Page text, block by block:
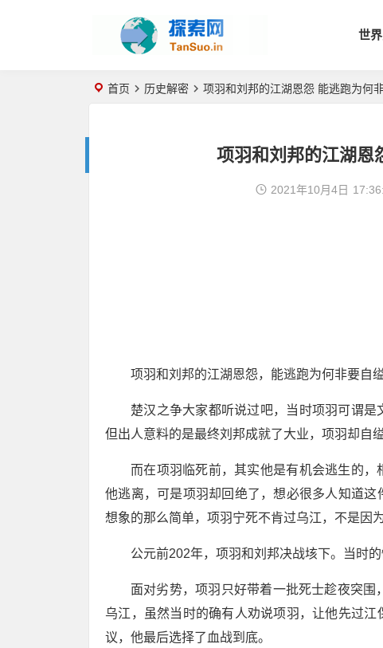
世
首页 历史解密 项羽和刘邦的江湖恩怨 能逃跑为何
项羽和刘邦的江湖恩
2021年10月4日
项羽和刘邦的江湖恩怨，能逃跑为何非要自
楚汉之争大家都听说过吧，当时项羽可谓是
但出人意料的是最终刘邦成就了大业，项羽却自
而在项羽临死前，其实他是有机会逃生的
他逃离，可是项羽却回绝了，想必很多人知道
想象的那么简单，项羽宁死不肯过乌江，不是因
公元前202年，项羽和刘邦决战垓下。当时
面对劣势，项羽只好带着一批死士趁夜突
乌江，虽然当时的确有人劝说项羽，让他先过
议，他最后选择了血战到底。